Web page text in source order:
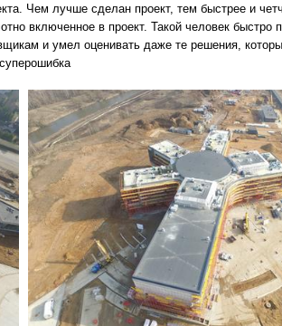
Чем лучше сделан проект, тем быстрее и
включенное в проект. Такой человек быстро
и умел оценивать даже те решения,